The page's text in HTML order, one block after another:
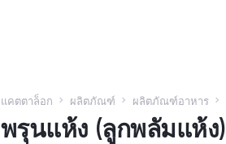
แคตตาล็อก ผลิตภัณฑ์ ผลิตภัณฑ์อาหาร
พรุนแห้ง (ลูกพลัมแห้ง)